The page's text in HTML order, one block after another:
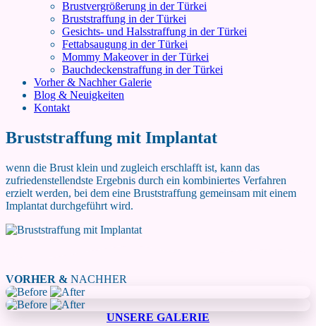
Brustvergrößerung in der Türkei
Bruststraffung in der Türkei
Gesichts- und Halsstraffung in der Türkei
Fettabsaugung in der Türkei
Mommy Makeover in der Türkei
Bauchdeckenstraffung in der Türkei
Vorher & Nachher Galerie
Blog & Neuigkeiten
Kontakt
Bruststraffung mit Implantat
wenn die Brust klein und zugleich erschlafft ist, kann das
zufriedenstellendste Ergebnis durch ein kombiniertes Verfahren
erzielt werden, bei dem eine Bruststraffung gemeinsam mit einem
Implantat durchgeführt wird.
VORHER & NACHHER
UNSERE GALERIE